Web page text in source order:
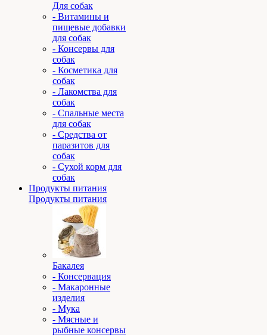
Для собак
- Витамины и
пищевые добавки
для собак
- Консервы для
собак
- Косметика для
собак
- Лакомства для
собак
- Спальные места
для собак
- Средства от
паразитов для
собак
- Сухой корм для
собак
Продукты питания
Продукты питания
Бакалея
- Консервация
- Макаронные
изделия
- Мука
- Мясные и
рыбные консервы